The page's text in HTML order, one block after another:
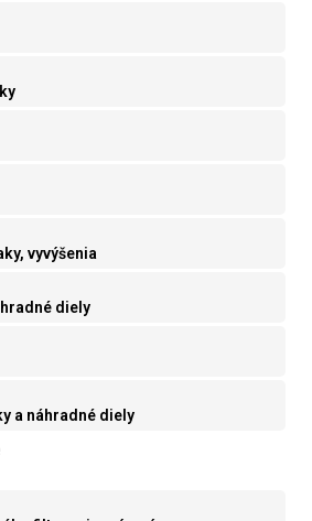
vyvýšenia
diely
a náhradné diely